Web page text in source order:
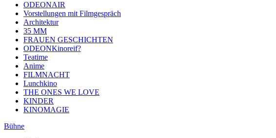
ODEONAIR
Vorstellungen mit Filmgespräch
Architektur
35 MM
FRAUEN GESCHICHTEN
ODEONKinoreif?
Teatime
Anime
FILMNACHT
Lunchkino
THE ONES WE LOVE
KINDER
KINOMAGIE
Bühne